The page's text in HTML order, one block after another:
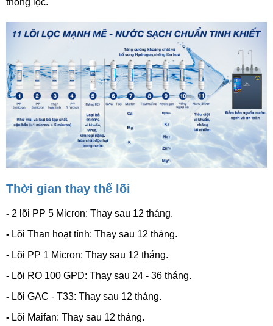
thống lọc.
Thời gian thay thế lõi
- 2 lõi PP 5 Micron: Thay sau 12 tháng.
- Lõi Than hoạt tính: Thay sau 12 tháng.
- Lõi PP 1 Micron: Thay sau 12 tháng.
- Lõi RO 100 GPD: Thay sau 24 - 36 tháng.
- Lõi GAC - T33: Thay sau 12 tháng.
- Lõi Maifan: Thay sau 12 tháng.